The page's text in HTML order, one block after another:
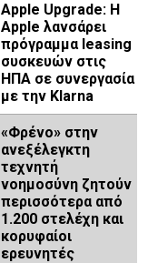
Apple Upgrade: Η
Apple λανσάρει
πρόγραμμα leasing
συσκευών στις
ΗΠΑ σε συνεργασία
με την Klarna
«Φρένο» στην
ανεξέλεγκτη
τεχνητή
νοημοσύνη ζητούν
περισσότερα από
1.200 στελέχη και
κορυφαίοι
ερευνητές